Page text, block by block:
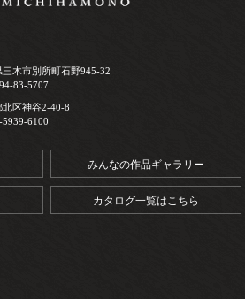
市別所町石野945-32
83-5707
区神谷2-40-8
6100
みんなの作品ギャラリー
カタログ一覧はこちら